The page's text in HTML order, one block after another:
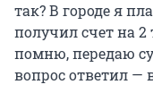
так? В городе я
получил счет на
помню, передаю
вопрос ответил —